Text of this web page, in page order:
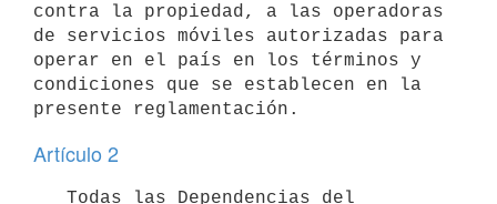
contra la propiedad, a las operadoras
de servicios móviles autorizadas para
operar en el país en los términos y
condiciones que se establecen en la
Artículo 2